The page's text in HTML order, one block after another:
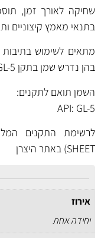
שחיקה לאורך זמן,
בתנאי מאמץ קיצוניים
מתאים לשימוש בתיבות
בהן נדרש שמן בתקן GL-5 ובהתאם להוראות היצרן.
השמן תואם לתקנים:
API: GL-5
SHEET) באתר היצרן
אירוז
יחידה אחת